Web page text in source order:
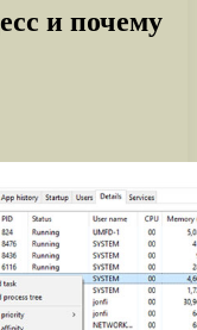
и почему